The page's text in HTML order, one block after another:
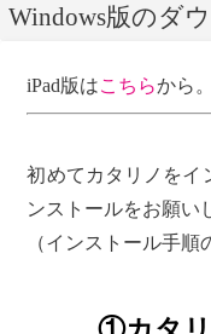
Windows版のダ
iPad版はこちらから。
初めてカタリノを
ンストールをお願い
（インストール手